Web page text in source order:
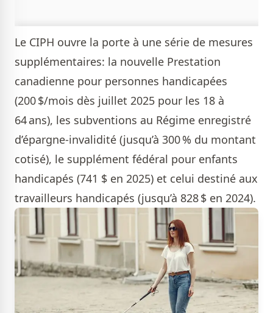
Le CIPH ouvre la porte à une série de mesures
supplémentaires: la nouvelle Prestation
canadienne pour personnes handicapées
(200 $/mois dès juillet 2025 pour les 18 à
64 ans), les subventions au Régime enregistré
d’épargne-invalidité (jusqu’à 300 % du montant
cotisé), le supplément fédéral pour enfants
handicapés (741 $ en 2025) et celui destiné aux
travailleurs handicapés (jusqu’à 828 $ en 2024).